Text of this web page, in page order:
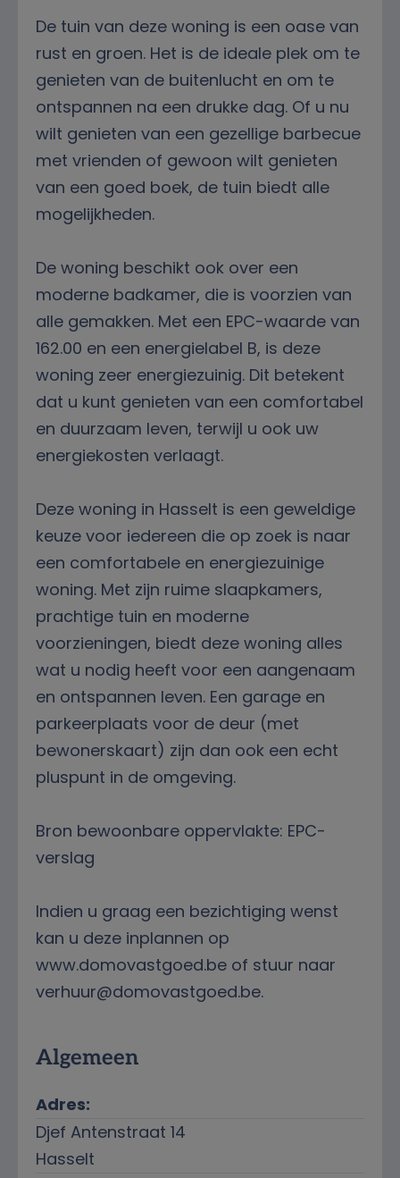
De tuin van deze woning is een oase van
rust en groen. Het is de ideale plek om te
genieten van de buitenlucht en om te
ontspannen na een drukke dag. Of u nu
wilt genieten van een gezellige barbecue
met vrienden of gewoon wilt genieten
van een goed boek, de tuin biedt alle
mogelijkheden.
De woning beschikt ook over een
moderne badkamer, die is voorzien van
alle gemakken. Met een EPC-waarde van
162.00 en een energielabel B, is deze
woning zeer energiezuinig. Dit betekent
dat u kunt genieten van een comfortabel
en duurzaam leven, terwijl u ook uw
energiekosten verlaagt.
Deze woning in Hasselt is een geweldige
keuze voor iedereen die op zoek is naar
een comfortabele en energiezuinige
woning. Met zijn ruime slaapkamers,
prachtige tuin en moderne
voorzieningen, biedt deze woning alles
wat u nodig heeft voor een aangenaam
en ontspannen leven. Een garage en
parkeerplaats voor de deur (met
bewonerskaart) zijn dan ook een echt
pluspunt in de omgeving.
Bron bewoonbare oppervlakte: EPC-
verslag
Indien u graag een bezichtiging wenst
kan u deze inplannen op
www.domovastgoed.be of stuur naar
verhuur@domovastgoed.be.
Kenmerken
Algemeen
Adres:
Djef Antenstraat 14
Hasselt